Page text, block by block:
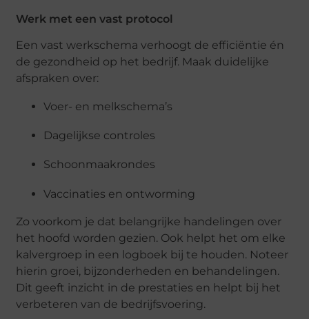
Werk met een vast protocol
Een vast werkschema verhoogt de efficiëntie én
de gezondheid op het bedrijf. Maak duidelijke
afspraken over:
Voer- en melkschema’s
Dagelijkse controles
Schoonmaakrondes
Vaccinaties en ontworming
Zo voorkom je dat belangrijke handelingen over
het hoofd worden gezien. Ook helpt het om elke
kalvergroep in een logboek bij te houden. Noteer
hierin groei, bijzonderheden en behandelingen.
Dit geeft inzicht in de prestaties en helpt bij het
verbeteren van de bedrijfsvoering.